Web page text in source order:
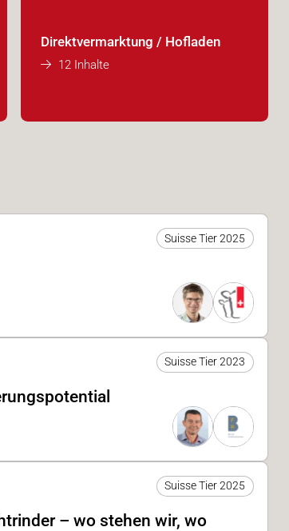
Direktvermarktung / Hofladen
12 Inhalte
Suisse Tier 2025
Suisse Tier 2023
Suisse Tier 2025
– wo stehen wir, wo